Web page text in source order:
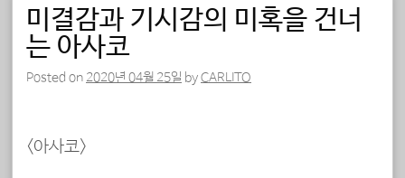
포스트 내비게이션
미결감과 기시감의 미혹을 건너
는 아사코
Posted on 2020년 04월 25일 byCARLITO
<아사코>